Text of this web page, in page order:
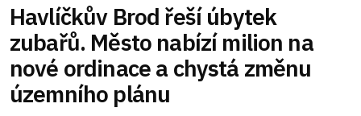
Havlíčkův Brod řeší úbytek
zubařů. Město nabízí milion na
nové ordinace a chystá změnu
územního plánu